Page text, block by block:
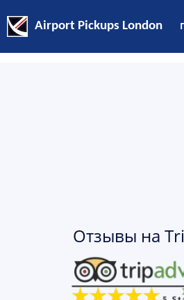
Airport Pickups London
Отзывы на